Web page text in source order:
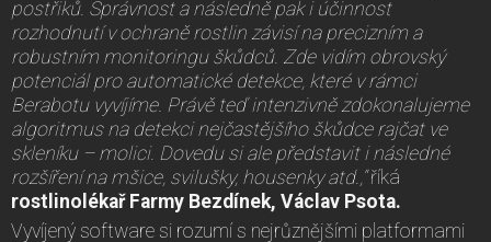
postřiků. Správnost a následně pak i účinnost
rozhodnutí v ochraně rostlin závisí na precizním a
robustním monitoringu škůdců. Zde vidím obrovský
potenciál pro automatické detekce, které v rámci
Berabotu vyvíjíme. Právě teď intenzivně zdokonalujeme
algoritmus na detekci nejčastějšího škůdce rajčat ve
skleníku – molici. Dovedu si ale představit i následné
rozšíření na mšice, svilušky, housenky atd.,“říká
rostlinolékař Farmy Bezdínek, Václav Psota.
Vyvíjený software si rozumí s nejrůznějšími platformami